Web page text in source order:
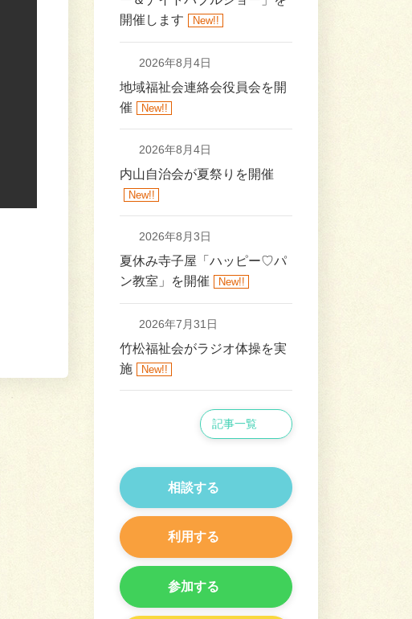
開催します
New!!
2026年8月4日
地域福祉会連絡会役員会を開
催
New!!
2026年8月4日
内山自治会が夏祭りを開催
New!!
2026年8月3日
夏休み寺子屋「ハッピー♡パ
ン教室」を開催
New!!
2026年7月31日
竹松福祉会がラジオ体操を実
施
New!!
記事一覧
相談する
利用する
参加する